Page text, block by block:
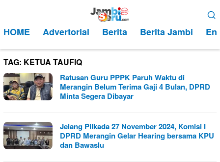
kontenMobile
HOME Advertorial Berita Berita Jambi
TAG: KETUA TAUFIQ
Ratusan Guru PPPK Paruh Waktu di
Merangin Belum Terima Gaji 4 Bulan, DPRD
Minta Segera Dibayar
Jelang Pilkada 27 November 2024, Komisi I
DPRD Merangin Gelar Hearing bersama KPU
dan Bawaslu